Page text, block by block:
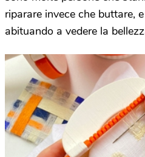
riparare invece che buttare,
abituando a vedere la